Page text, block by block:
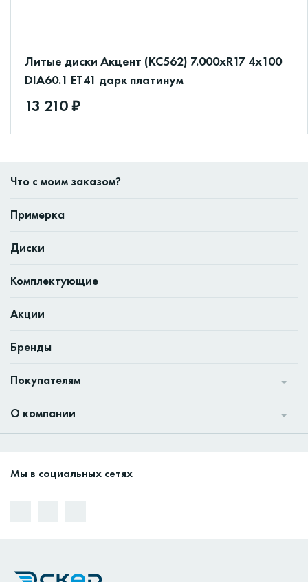
Литые диски Акцент (КС562) 7.000xR17 4x100
DIA60.1 ET41 дарк платинум
13 210 ₽
Что с моим заказом?
Примерка
Диски
Комплектующие
Акции
Бренды
Покупателям
О компании
Мы в социальных сетях